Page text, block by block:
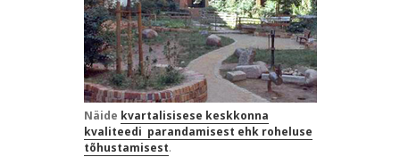
Näide kvartalisisese keskkonna
kvaliteedi parandamisest ehk roheluse
tõhustamisest.